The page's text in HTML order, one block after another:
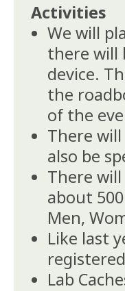
Activities
We will
there will
device.
the
of the
There
also be
There
about
Men,
Like last
Lab